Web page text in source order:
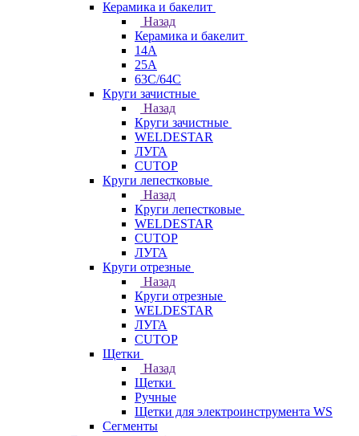
Керамика и бакелит
Назад
Керамика и бакелит
14А
25А
63С/64С
Круги зачистные
Назад
Круги зачистные
WELDESTAR
ЛУГА
CUTOP
Круги лепестковые
Назад
Круги лепестковые
WELDESTAR
CUTOP
ЛУГА
Круги отрезные
Назад
Круги отрезные
WELDESTAR
ЛУГА
CUTOP
Щетки
Назад
Щетки
Ручные
Щетки для электроинструмента WS
Сегменты